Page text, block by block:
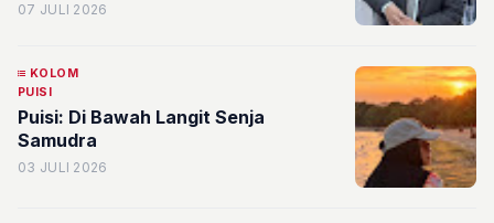
07 JULI 2026
KOLOM
PUISI
Puisi: Di Bawah Langit Senja
Samudra
03 JULI 2026